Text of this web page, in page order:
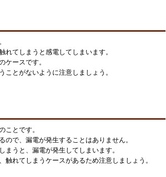
てしまうと感電してしまいます。
ケースです。
とがないように注意しましょう。
ことです。
で、漏電が発生することはありません。
うと、漏電が発生してしまいます。
れてしまうケースがあるため注意しましょう。